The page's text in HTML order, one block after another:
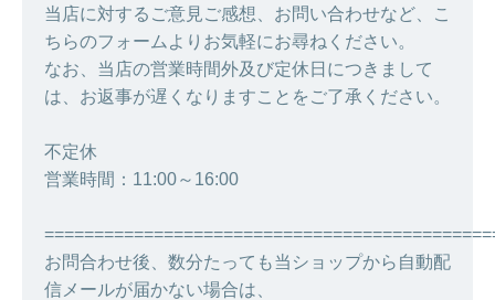
当店に対するご意見ご感想、お問い合わせなど、こ
ちらのフォームよりお気軽にお尋ねください。
なお、当店の営業時間外及び定休日につきまして
は、お返事が遅くなりますことをご了承ください。
不定休
営業時間：11:00～16:00
お問合わせ後、数分たっても当ショップから自動配
信メールが届かない場合は、